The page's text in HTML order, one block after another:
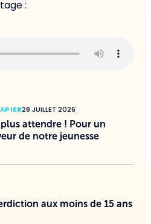
:
28 JUILLET 2026
attendre ! Pour un
de notre jeunesse
aux moins de 15 ans